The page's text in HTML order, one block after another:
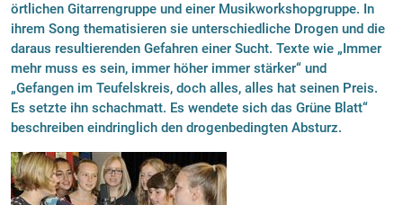
örtlichen Gitarrengruppe und einer Musikworkshopgruppe. In
ihrem Song thematisieren sie unterschiedliche Drogen und die
daraus resultierenden Gefahren einer Sucht. Texte wie „Immer
mehr muss es sein, immer höher immer stärker“ und
„Gefangen im Teufelskreis, doch alles, alles hat seinen Preis.
Es setzte ihn schachmatt. Es wendete sich das Grüne Blatt“
beschreiben eindringlich den drogenbedingten Absturz.